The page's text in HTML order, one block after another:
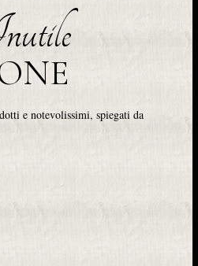
e notevolissimi, spiegati da